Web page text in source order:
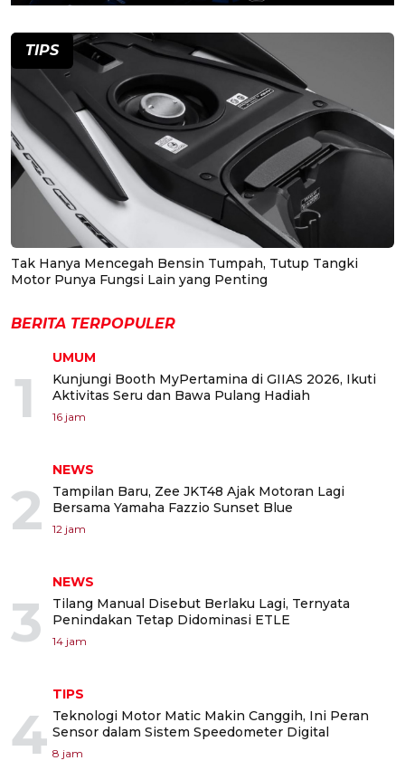
TIPS
Tak Hanya Mencegah Bensin Tumpah, Tutup Tangki
Motor Punya Fungsi Lain yang Penting
BERITA TERPOPULER
1
UMUM
Kunjungi Booth MyPertamina di GIIAS 2026, Ikuti
Aktivitas Seru dan Bawa Pulang Hadiah
16 jam
2
NEWS
Tampilan Baru, Zee JKT48 Ajak Motoran Lagi
Bersama Yamaha Fazzio Sunset Blue
12 jam
3
NEWS
Tilang Manual Disebut Berlaku Lagi, Ternyata
Penindakan Tetap Didominasi ETLE
14 jam
4
TIPS
Teknologi Motor Matic Makin Canggih, Ini Peran
Sensor dalam Sistem Speedometer Digital
8 jam